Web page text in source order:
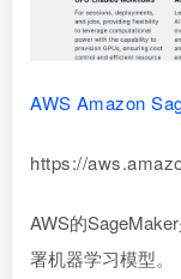
AWS Amazon
https://
AWS的
署机器学习模型。